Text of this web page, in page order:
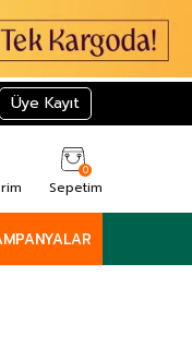
Üye Kayıt
0
Sepetim